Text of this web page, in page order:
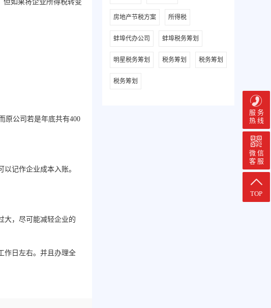
但如果将企业所得税转变
原公司若是年底共有400
记作企业成本入账。
大，尽可能减轻企业的
作日左右。并且办理全
房地产节税方案 所得税
蚌埠代办公司 蚌埠税务筹划
明星税务筹划 税务筹划 税务筹划
税务筹划
服 务
热 线
微 信
客 服
TOP